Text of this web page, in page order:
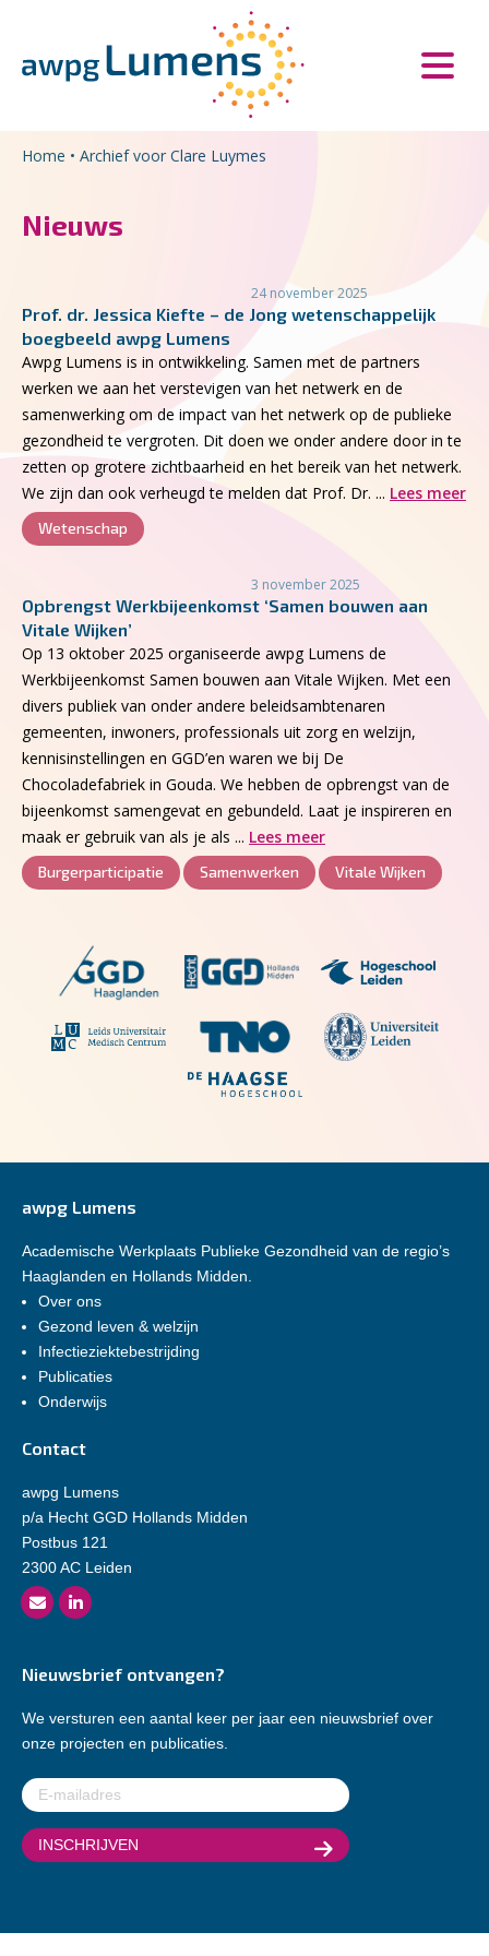
Home • Archief voor Clare Luymes
Nieuws
24 november 2025
Prof. dr. Jessica Kiefte – de Jong wetenschappelijk
boegbeeld awpg Lumens
Awpg Lumens is in ontwikkeling. Samen met de partners
werken we aan het verstevigen van het netwerk en de
samenwerking om de impact van het netwerk op de publieke
gezondheid te vergroten. Dit doen we onder andere door in te
zetten op grotere zichtbaarheid en het bereik van het netwerk.
We zijn dan ook verheugd te melden dat Prof. Dr. ... Lees meer
Wetenschap
3 november 2025
Opbrengst Werkbijeenkomst ‘Samen bouwen aan
Vitale Wijken’
Op 13 oktober 2025 organiseerde awpg Lumens de
Werkbijeenkomst Samen bouwen aan Vitale Wijken.​ Met een
divers publiek van onder andere beleidsambtenaren
gemeenten, inwoners, professionals uit zorg en welzijn,
kennisinstellingen en GGD’en waren we bij De
Chocoladefabriek in Gouda. We hebben de opbrengst van de
bijeenkomst samengevat en gebundeld. Laat je inspireren en
maak er gebruik van als je als ... Lees meer
Burgerparticipatie Samenwerken Vitale Wijken
awpg Lumens
Academische Werkplaats Publieke Gezondheid van de regio’s
Haaglanden en Hollands Midden.
Over ons
Gezond leven & welzijn
Infectieziektebestrijding
Publicaties
Onderwijs
Contact
awpg Lumens
p/a Hecht GGD Hollands Midden
Postbus 121
2300 AC Leiden
Nieuwsbrief ontvangen?
We versturen een aantal keer per jaar een nieuwsbrief over
onze projecten en publicaties.
E-
mailadres(Vereist)